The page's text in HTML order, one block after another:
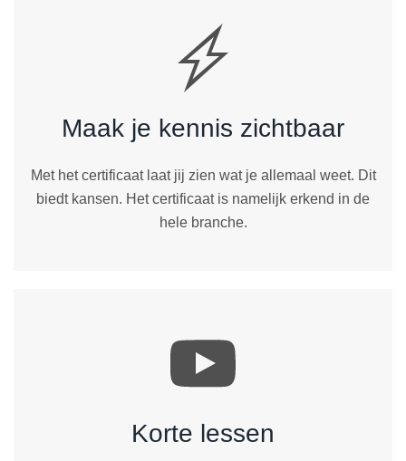
Maak je kennis zichtbaar
Met het certificaat laat jij zien wat je allemaal weet. Dit
biedt kansen. Het certificaat is namelijk erkend in de
hele branche.
Korte lessen